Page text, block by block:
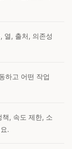
열, 출처, 의존성
하고 어떤 작업
, 속도 제한, 소
.